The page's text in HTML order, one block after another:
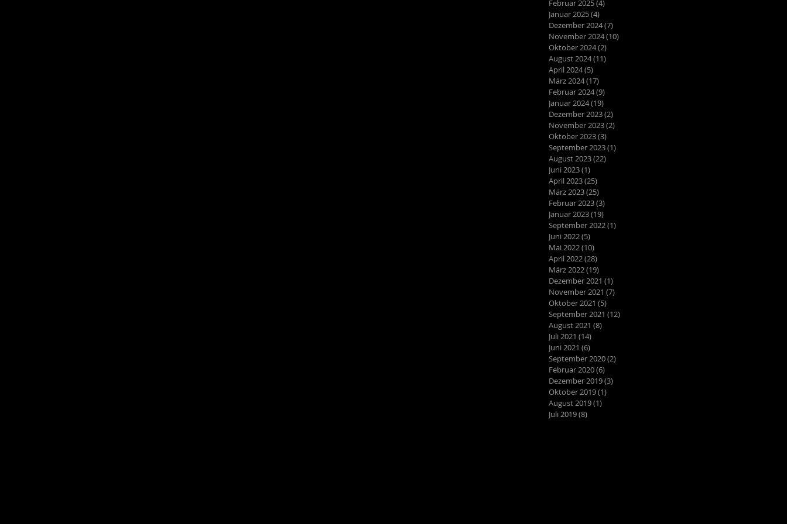
Februar 2025(4)
Januar 2025(4)
Dezember 2024(7)
November 2024(10)
Oktober 2024(2)
August 2024(11)
April 2024(5)
März 2024(17)
Februar 2024(9)
Januar 2024(19)
Dezember 2023(2)
November 2023(2)
Oktober 2023(3)
September 2023(1)
August 2023(22)
Juni 2023(1)
April 2023(25)
März 2023(25)
Februar 2023(3)
Januar 2023(19)
September 2022(1)
Juni 2022(5)
Mai 2022(10)
April 2022(28)
März 2022(19)
Dezember 2021 (1)
November 2021 (7)
Oktober 2021 (5)
September 2021 (12)
August 2021 (8)
Juli 2021 (14)
Juni 2021 (6)
September 2020(2)
Februar 2020(6)
Dezember 2019(3)
Oktober 2019(1)
August 2019(1)
Juli 2019(8)